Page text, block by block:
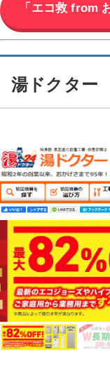
「エコ救 from
湯ドクター